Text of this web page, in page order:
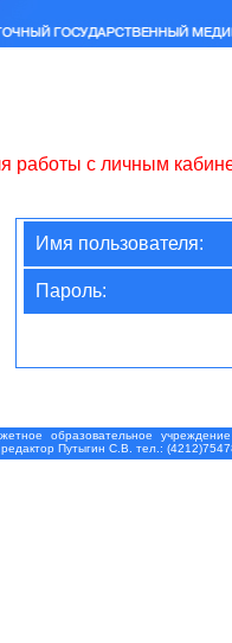
работы с личным
Имя пользователя:
Пароль:
образовательное
Путыгин С.В. тел.: